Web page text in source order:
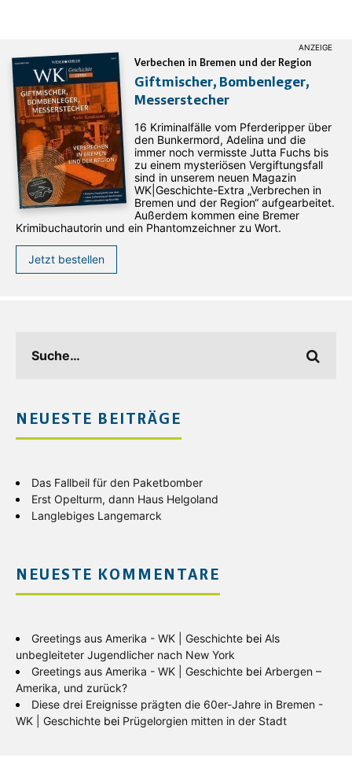
Verbechen in Bremen und der Region
Giftmischer, Bombenleger,
Messerstecher
16 Kriminalfälle vom Pferderipper über
den Bunkermord, Adelina und die
immer noch vermisste Jutta Fuchs bis
zu einem mysteriösen Vergiftungsfall
sind in unserem neuen Magazin
WK|Geschichte-Extra „Verbrechen in
Bremen und der Region“ aufgearbeitet.
Außerdem kommen eine Bremer
Krimibuchautorin und ein Phantomzeichner zu Wort.
Jetzt bestellen
NEUESTE BEITRÄGE
Das Fallbeil für den Paketbomber
Erst Opelturm, dann Haus Helgoland
Langlebiges Langemarck
NEUESTE KOMMENTARE
Greetings aus Amerika - WK | Geschichte bei Als
unbegleiteter Jugendlicher nach New York
Greetings aus Amerika - WK | Geschichte bei Arbergen –
Amerika, und zurück?
Diese drei Ereignisse prägten die 60er-Jahre in Bremen -
WK | Geschichte bei Prügelorgien mitten in der Stadt